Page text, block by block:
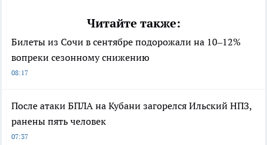
Читайте также:
Билеты из Сочи в сентябре подорожали на 10–12%
вопреки сезонному снижению
08:17
После атаки БПЛА на Кубани загорелся Ильский НПЗ,
ранены пять человек
07:37